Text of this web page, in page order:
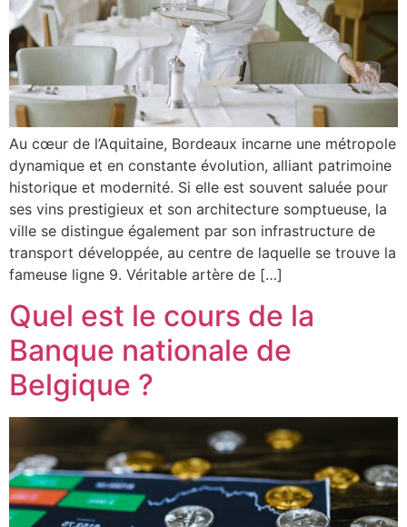
Au cœur de l’Aquitaine, Bordeaux incarne une métropole
dynamique et en constante évolution, alliant patrimoine
historique et modernité. Si elle est souvent saluée pour
ses vins prestigieux et son architecture somptueuse, la
ville se distingue également par son infrastructure de
transport développée, au centre de laquelle se trouve la
fameuse ligne 9. Véritable artère de […]
Quel est le cours de la
Banque nationale de
Belgique ?